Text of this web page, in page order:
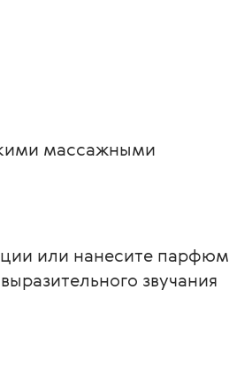
массажными
или нанесите парфюм
звучания